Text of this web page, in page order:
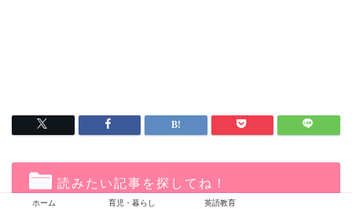
読みたい記事を探してね！
ホーム 育児・暮らし 英語教育